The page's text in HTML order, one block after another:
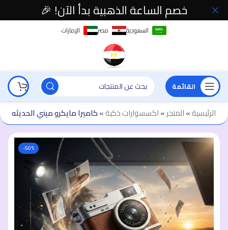
السعودية مصر الإمارات
القائمة
الرئيسية»المتجر»اكسسوارات ذكية»كاميرا مايكرو ميني الحديثه
-50%
خصم الساعة الذهبية بدأ الآن! 🎉